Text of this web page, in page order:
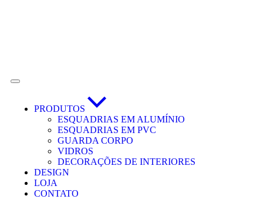
PRODUTOS
ESQUADRIAS EM ALUMÍNIO
ESQUADRIAS EM PVC
GUARDA CORPO
VIDROS
DECORAÇÕES DE INTERIORES
DESIGN
LOJA
CONTATO